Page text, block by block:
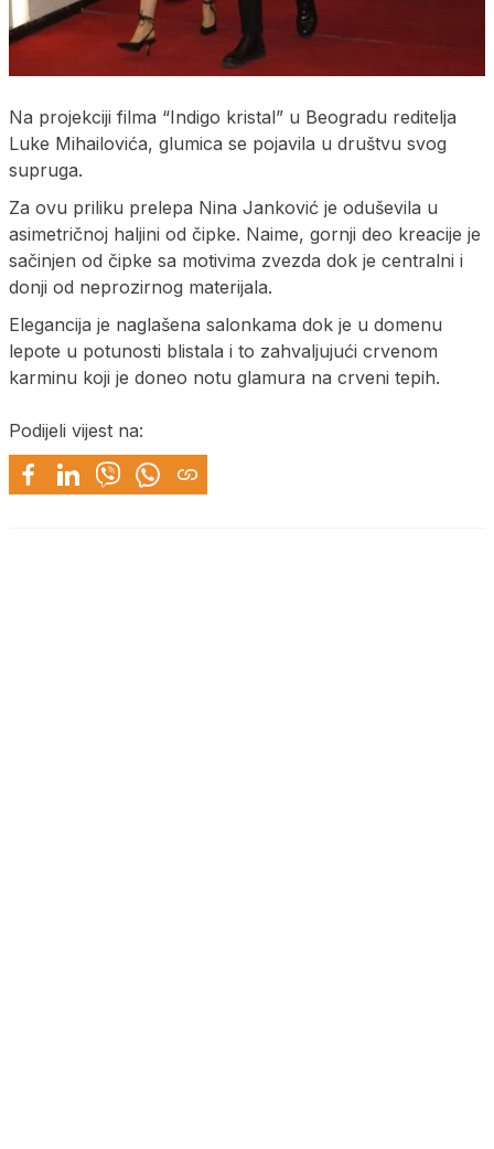
Na projekciji filma “Indigo kristal” u Beogradu reditelja
Luke Mihailovića, glumica se pojavila u društvu svog
supruga.
Za ovu priliku prelepa Nina Janković je oduševila u
asimetričnoj haljini od čipke. Naime, gornji deo kreacije je
sačinjen od čipke sa motivima zvezda dok je centralni i
donji od neprozirnog materijala.
Elegancija je naglašena salonkama dok je u domenu
lepote u potunosti blistala i to zahvaljujući crvenom
karminu koji je doneo notu glamura na crveni tepih.
Podijeli vijest na: